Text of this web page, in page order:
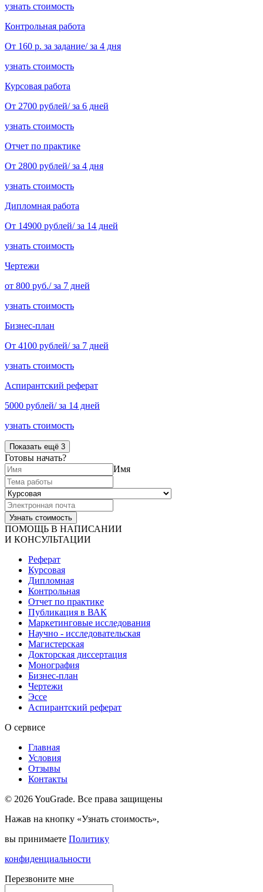
узнать стоимость
Контрольная работа
От 160 р. за задание/ за 4 дня
узнать стоимость
Курсовая работа
От 2700 рублей/ за 6 дней
узнать стоимость
Отчет по практике
От 2800 рублей/ за 4 дня
узнать стоимость
Дипломная работа
От 14900 рублей/ за 14 дней
узнать стоимость
Чертежи
от 800 руб./ за 7 дней
узнать стоимость
Бизнес-план
От 4100 рублей/ за 7 дней
узнать стоимость
Аспирантский реферат
5000 рублей/ за 14 дней
узнать стоимость
Показать ещё 3
Готовы начать?
Имя
ПОМОЩЬ В НАПИСАНИИ
И КОНСУЛЬТАЦИИ
Реферат
Курсовая
Дипломная
Контрольная
Отчет по практике
Публикация в ВАК
Маркетинговые исследования
Научно - исследовательская
Магистерская
Докторская диссертация
Монография
Бизнес-план
Чертежи
Эссе
Аспирантский реферат
О сервисе
Главная
Условия
Отзывы
Контакты
© 2026 YouGrade. Все права защищены
Нажав на кнопку «Узнать стоимость»,
вы принимаете Политику
конфиденциальности
Перезвоните мне